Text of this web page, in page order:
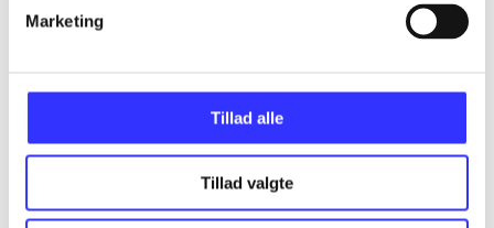
Marketing
Tillad alle
Tillad valgte